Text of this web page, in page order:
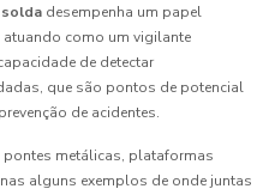
desempenha um papel
como um vigilante
de detectar
que são pontos de potencial
de acidentes.
metálicas, plataformas
alguns exemplos de onde juntas